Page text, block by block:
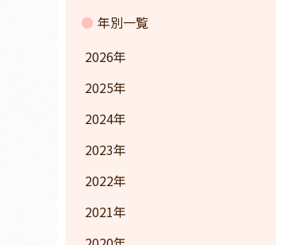
年別一覧
2026
2025
2024
2023
2022
2021